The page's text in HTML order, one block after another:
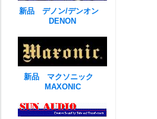
新品 デノン/デンオン
DENON
新品 マクソニック
MAXONIC